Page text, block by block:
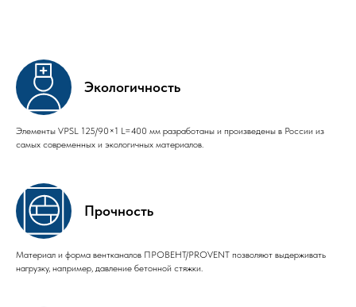
Экологичность
Элементы VPSL 125/90×1 L=400 мм разработаны и произведены в России из
самых современных и экологичных материалов.
Прочность
Материал и форма вентканалов ПРОВЕНТ/PROVENT позволяют выдерживать
нагрузку, например, давление бетонной стяжки.